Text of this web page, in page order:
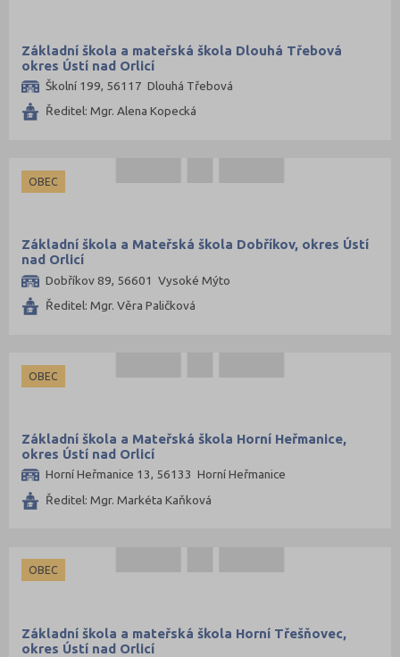
Základní škola a mateřská škola Dlouhá Třebová
okres Ústí nad Orlicí
Školní 199, 56117 Dlouhá Třebová
Ředitel: Mgr. Alena Kopecká
OBEC
Základní škola a Mateřská škola Dobříkov, okres Ústí
nad Orlicí
Dobříkov 89, 56601 Vysoké Mýto
Ředitel: Mgr. Věra Paličková
OBEC
Základní škola a Mateřská škola Horní Heřmanice,
okres Ústí nad Orlicí
Horní Heřmanice 13, 56133 Horní Heřmanice
Ředitel: Mgr. Markéta Kaňková
OBEC
Základní škola a mateřská škola Horní Třešňovec,
okres Ústí nad Orlicí